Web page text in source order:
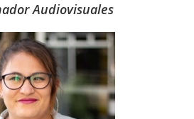
Audiovisuales